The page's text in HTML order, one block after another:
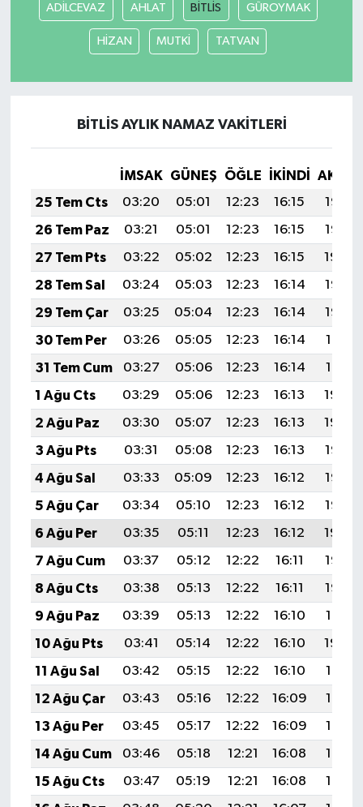
ADİLCEVAZ AHLAT BİTLİS GÜROYMAK
HİZAN MUTKİ TATVAN
BİTLİS AYLIK NAMAZ VAKITLERI
İMSAK GÜNEŞ ÖĞLE İKINDI
25 Tem Cts
03:20 05:01 12:23 16:15
19:36
26 Tem Paz
03:21 05:01 12:23 16:15
19:35
27 Tem Pts
03:22 05:02 12:23 16:15
19:34
28 Tem Sal
03:24 05:03 12:23 16:14
19:33
29 Tem Çar
03:25 05:04 12:23 16:14
19:32
30 Tem Per
03:26 05:05 12:23 16:14
19:31
31 Tem Cum
03:27 05:06 12:23 16:14
19:31
1 Ağu Cts
03:29 05:06 12:23 16:13
19:30
2 Ağu Paz
03:30 05:07 12:23 16:13
19:29
3 Ağu Pts
03:31 05:08 12:23 16:13
19:28
4 Ağu Sal
03:33 05:09 12:23 16:12
19:27
5 Ağu Çar
03:34 05:10 12:23 16:12
19:25
6 Ağu Per
03:35 05:11 12:23 16:12
19:24
7 Ağu Cum
03:37 05:12 12:22 16:11
19:23
8 Ağu Cts
03:38 05:13 12:22 16:11
19:22
9 Ağu Paz
03:39 05:13 12:22 16:10
19:21
10 Ağu Pts
03:41 05:14 12:22 16:10
19:20
11 Ağu Sal
03:42 05:15 12:22 16:10
19:19
12 Ağu Çar
03:43 05:16 12:22 16:09
19:17
13 Ağu Per
03:45 05:17 12:22 16:09
19:16
14 Ağu Cum
03:46 05:18 12:21 16:08
19:15
15 Ağu Cts
03:47 05:19 12:21 16:08
19:14